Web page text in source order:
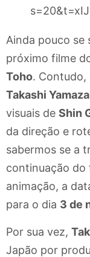
Ainda pouco se
próximo filme
Toho.
Takashi
visuais de Shin
da direção e
sabermos se a
continuação do
animação, a
para o dia 3 de
Por sua vez,
Japão por